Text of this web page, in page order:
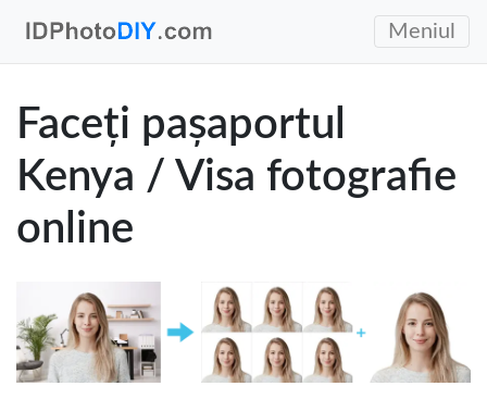
Meniul
Faceți pașaportul
Kenya / Visa fotografie
online